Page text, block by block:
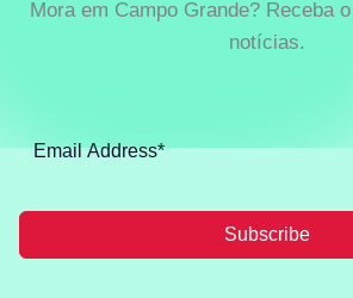
Mora em Campo Grande? Receba
notícias.
Subscribe